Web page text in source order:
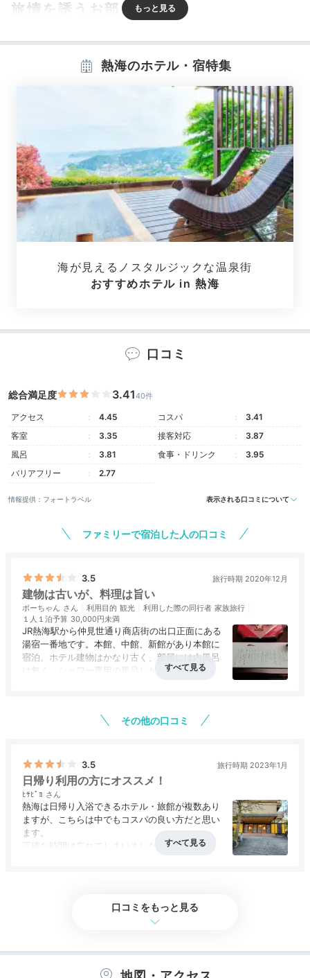
旅情を誘うお部屋
優雅なスイート、海を望む洋室、キュートな和室など多
彩なお部屋があり、その中でも露天風呂や展望風呂付き
の客室はおすすめ♡人目を気にせず温泉三昧できます
眺めのいい展望風呂付きの「プレミアツイン」で、⽤意
されていた和菓⼦やお茶をいただきました。お部屋から
Dinner
18:00
伊豆の食材を堪能できる
夕食は、伊豆の海山の幸がそろう会席料理。宿の名物
やワインといったドリンクも揃っています。
熱海のホテル・宿特集
海が見えるノスタルジックな温泉街
おすすめホテル in 熱海
口コミ
総合満足度 3.4140件
アクセス 4.45 コスパ
3.41
客室
3.35 接客対応
3.87
風呂
3.81 食事・ドリンク
3.95
バリアフリー
2.77
情報提供：フォートラベル 表示される口コミについて
ファミリーで宿泊した人の口コミ
3.5 旅行時期 2020年12月
建物は古いが、料理は旨い
ボーちゃん 利用目的 観光 利用した際の同行者 家族旅行
１人１泊予算 30,000円未満
JR熱海駅から仲見世通り商店街の出口正面にある
湯宿一番地です。本館、中館、新館があり本館に
宿泊。ホテル建物はかなり古く、部屋には内風呂
は無く、シャワー専用の風呂しかありません。ま
金目鯛とオンパレードです。かなりのお得感があ
その他の口コミ
3.5 旅行時期 2023年1月
日帰り利用の方にオススメ！
ﾋｻﾋﾟﾖ
熱海は日帰り入浴できるホテル・旅館が複数あり
ますが、こちらは中でもコスパの良い方だと思い
ます。
正確な時間は忘れてしまいましたが、13時～18時
ったく感じなかったので良かったです。
口コミをもっと見る